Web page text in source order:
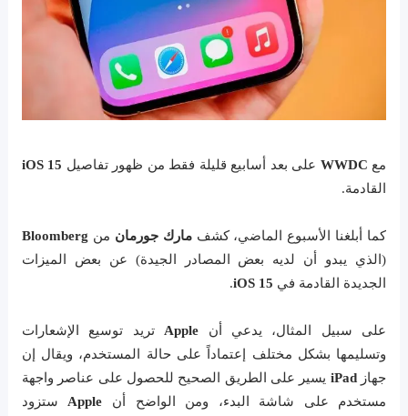
مع WWDC على بعد أسابيع قليلة فقط من ظهور تفاصيل iOS 15
القادمة.
كما أبلغنا الأسبوع الماضي، كشفمارك جورمان من Bloomberg
(الذي يبدو أن لديه بعض المصادر الجيدة) عن بعض الميزات
الجديدة القادمة في iOS 15
.
على سبيل المثال، يدعي أن Apple
تريد توسيع الإشعارات
وتسليمها بشكل مختلف إعتماداً على حالة المستخدم، ويقال إن
جهازiPad يسير على الطريق الصحيح للحصول على عناصر واجهة
مستخدم على شاشة البدء، ومن الواضح أن Apple
ستزود